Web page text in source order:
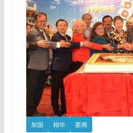
加国 精华 要闻